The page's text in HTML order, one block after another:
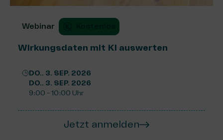
Webinar
Wirkungsdaten mit KI auswerten
DO.. 3. SEP. 2026
DO.. 3. SEP. 2026
9:00 - 10:00 Uhr
Jetzt anmelden